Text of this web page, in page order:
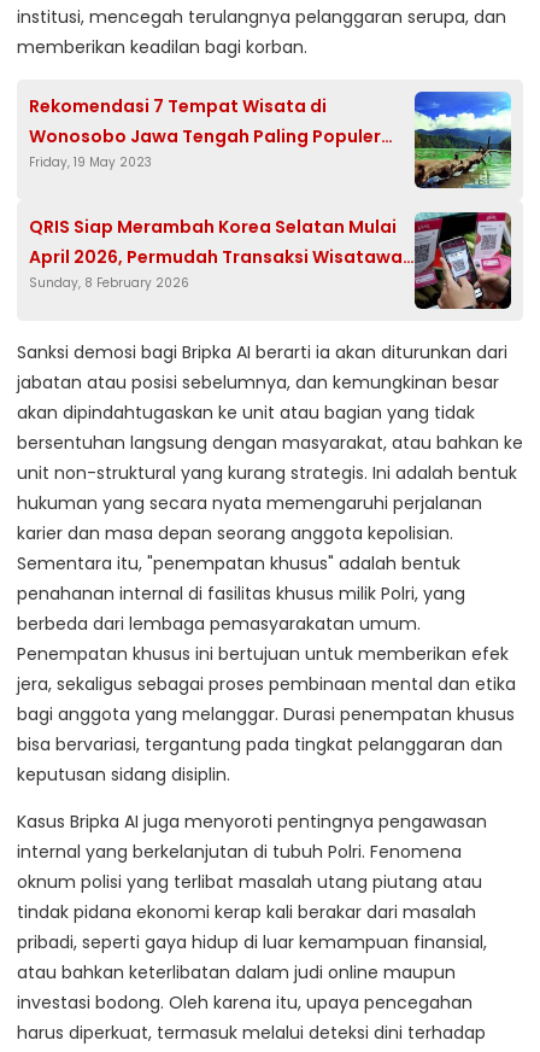
institusi, mencegah terulangnya pelanggaran serupa, dan
memberikan keadilan bagi korban.
Rekomendasi 7 Tempat Wisata di
Wonosobo Jawa Tengah Paling Populer
dan Ramai Dikunjungi
Friday, 19 May 2023
QRIS Siap Merambah Korea Selatan Mulai
April 2026, Permudah Transaksi Wisatawan
dan Pelaku Usaha
Sunday, 8 February 2026
Sanksi demosi bagi Bripka AI berarti ia akan diturunkan dari
jabatan atau posisi sebelumnya, dan kemungkinan besar
akan dipindahtugaskan ke unit atau bagian yang tidak
bersentuhan langsung dengan masyarakat, atau bahkan ke
unit non-struktural yang kurang strategis. Ini adalah bentuk
hukuman yang secara nyata memengaruhi perjalanan
karier dan masa depan seorang anggota kepolisian.
Sementara itu, "penempatan khusus" adalah bentuk
penahanan internal di fasilitas khusus milik Polri, yang
berbeda dari lembaga pemasyarakatan umum.
Penempatan khusus ini bertujuan untuk memberikan efek
jera, sekaligus sebagai proses pembinaan mental dan etika
bagi anggota yang melanggar. Durasi penempatan khusus
bisa bervariasi, tergantung pada tingkat pelanggaran dan
keputusan sidang disiplin.
Kasus Bripka AI juga menyoroti pentingnya pengawasan
internal yang berkelanjutan di tubuh Polri. Fenomena
oknum polisi yang terlibat masalah utang piutang atau
tindak pidana ekonomi kerap kali berakar dari masalah
pribadi, seperti gaya hidup di luar kemampuan finansial,
atau bahkan keterlibatan dalam judi online maupun
investasi bodong. Oleh karena itu, upaya pencegahan
harus diperkuat, termasuk melalui deteksi dini terhadap